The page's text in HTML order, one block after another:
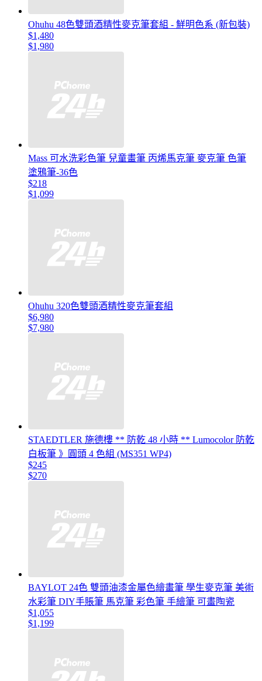
Ohuhu 48色雙頭酒精性麥克筆套組 - 鮮明色系 (新包裝)
$1,480
$1,980
Mass 可水洗彩色筆 兒童畫筆 丙烯馬克筆 麥克筆 色筆
塗鴉筆-36色
$218
$1,099
Ohuhu 320色雙頭酒精性麥克筆套組
$6,980
$7,980
STAEDTLER 施德樓 ** 防乾 48 小時 ** Lumocolor 防乾
白板筆 》圓頭 4 色組 (MS351 WP4)
$245
$270
BAYLOT 24色 雙頭油漆金屬色繪畫筆 學生麥克筆 美術
水彩筆 DIY手賬筆 馬克筆 彩色筆 手繪筆 可畫陶瓷
$1,055
$1,199